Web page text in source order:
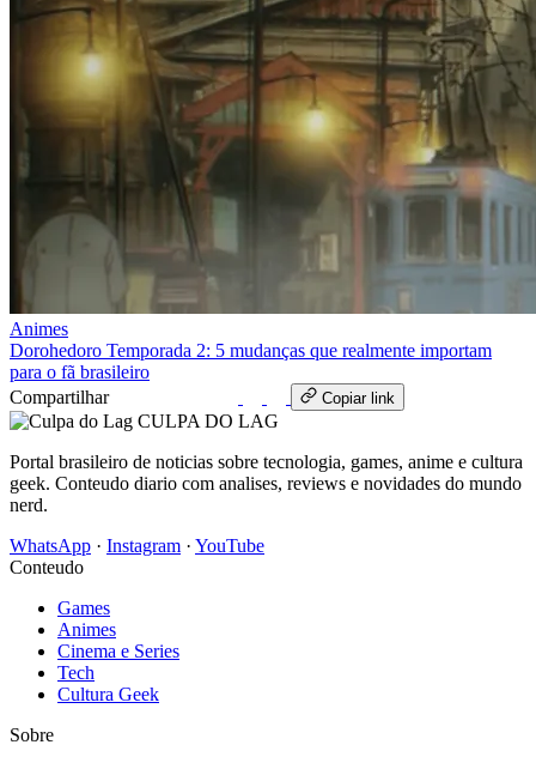
Animes
Dorohedoro Temporada 2: 5 mudanças que realmente importam
para o fã brasileiro
Compartilhar
Copiar link
CULPA DO LAG
Portal brasileiro de noticias sobre tecnologia, games, anime e cultura
geek. Conteudo diario com analises, reviews e novidades do mundo
nerd.
WhatsApp · Instagram · YouTube
Conteudo
Games
Animes
Cinema e Series
Tech
Cultura Geek
Sobre